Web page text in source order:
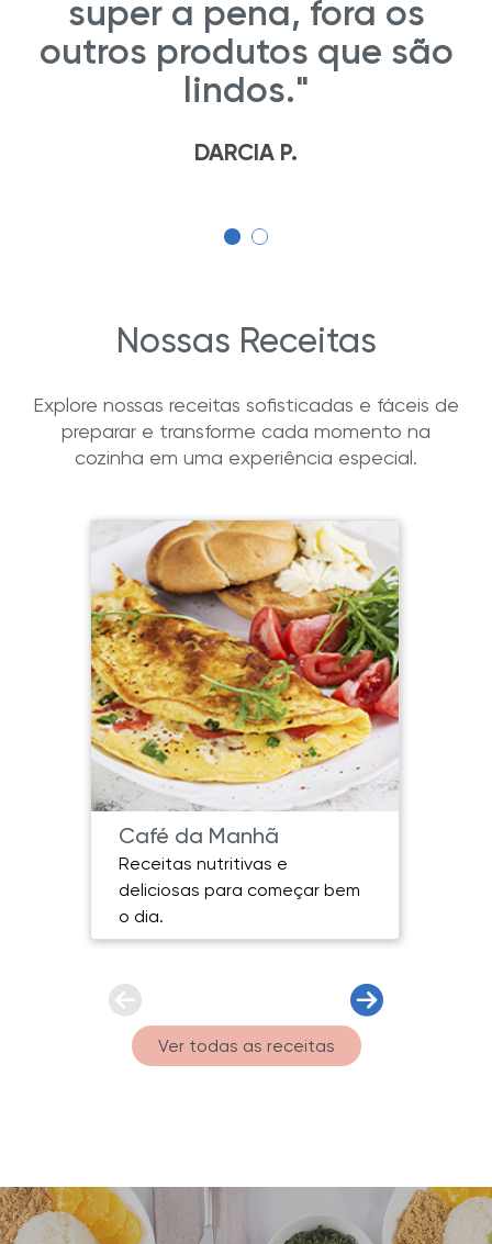
super a pena, fora os
outros produtos que são
lindos."
DARCIA P.
Nossas Receitas
Explore nossas receitas sofisticadas e fáceis de
preparar e transforme cada momento na
cozinha em uma experiência especial.
Café da Manhã
Receitas nutritivas e
deliciosas para começar bem
o dia.
Ver todas as receitas